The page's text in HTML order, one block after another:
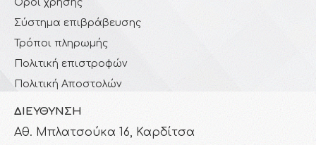
Όροι χρήσης
Σύστημα επιβράβευσης
Τρόποι πληρωμής
Πολιτική επιστροφών
Πολιτική Αποστολών
ΔΙΕΎΘΥΝΣΗ
Αθ. Μπλατσούκα 16, Καρδίτσα